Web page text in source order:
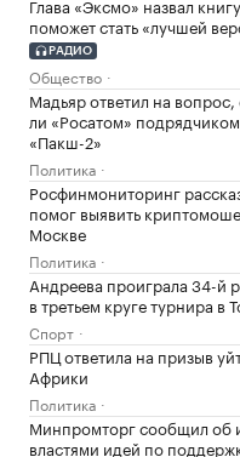
Глава «Эксмо» назвал
поможет стать «лучшей
РАДИО
Общество
Мадьяр ответил на вопрос,
ли «Росатом»
«Пакш-2»
Политика
Росфинмониторинг
помог выявить
Москве
Политика
Андреева проиграла 34-й
в третьем круге турнира в
Спорт
РПЦ ответила на призыв
Африки
Политика
Минпромторг сообщил об
властями идей по